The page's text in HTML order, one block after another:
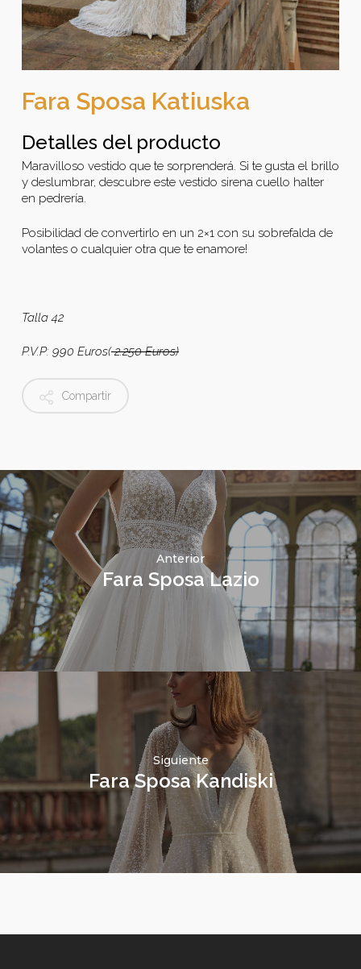
Fara Sposa Katiuska
Detalles del producto
Maravilloso vestido que te sorprenderá. Si te gusta el brillo
y deslumbrar, descubre este vestido sirena cuello halter
en pedrería.
Posibilidad de convertirlo en un 2×1 con su sobrefalda de
volantes o cualquier otra que te enamore!
Talla 42
P.V.P: 990 Euros(2.250 Euros)
Compartir
Anterior
Fara Sposa Lazio
Siguiente
Fara Sposa Kandiski